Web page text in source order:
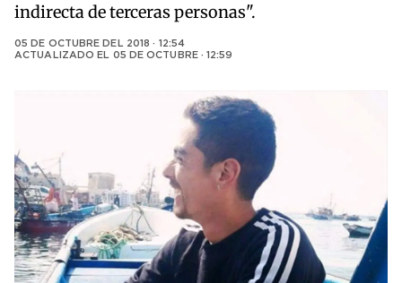
indirecta de terceras personas".
05 DE OCTUBRE DEL 2018 · 12:54
ACTUALIZADO EL 05 DE OCTUBRE · 12:59